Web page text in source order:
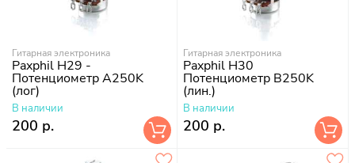
Гитарная электроника
Paxphil H29 -
Потенциометр A250K
(лог)
В наличии
200 р.
Гитарная электроника
Paxphil H30
Потенциометр B250K
(лин.)
В наличии
200 р.